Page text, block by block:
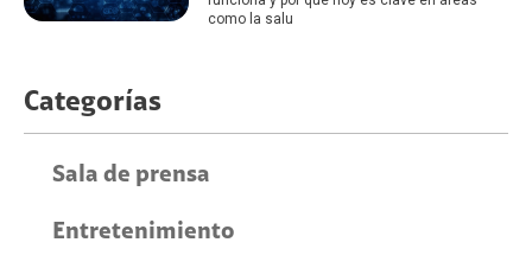
como la salu
Categorías
Sala de prensa
Entretenimiento